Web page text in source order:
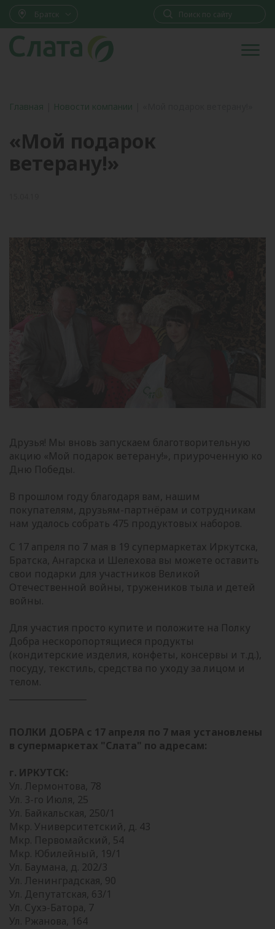
Братск
Главная Новости компании
«Мой подарок
ветерану!»
Друзья! Мы вновь запускаем благотворительную
акцию «Мой подарок ветерану!», приуроченную ко
Дню Победы.
В прошлом году благодаря вам, нашим
покупателям, друзьям-партнёрам и сотрудникам
нам удалось собрать 475 продуктовых наборов.
С 17 апреля по 7 мая в 19 супермаркетах Иркутска,
Братска, Ангарска и Шелехова вы можете оставить
свои подарки для участников Великой
Отечественной войны, тружеников тыла и детей
войны.
Для участия просто купите и положите на Полку
Добра нескоропортящиеся продукты
(кондитерские изделия, конфеты, консервы и т.д.),
посуду, текстиль, средства по уходу за лицом и
телом.
ПОЛКИ ДОБРА с 17 апреля по 7 мая установлены
в супермаркетах "Слата" по адресам:
г. ИРКУТСК:
Ул. Лермонтова, 78
Ул. 3-го Июля, 25
Ул. Байкальская, 250/1
Мкр. Университетский, д. 43
Мкр. Первомайский, 54
Мкр. Юбилейный, 19/1
Ул. Баумана, д. 202/3
Ул. Ленинградская, 90
Ул. Депутатская, 63/1
Ул. Сухэ-Батора, 7
Ул. Ржанова, 164